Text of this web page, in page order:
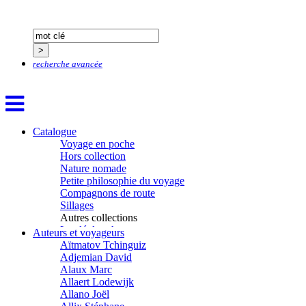
recherche avancée
Catalogue
Voyage en poche
Hors collection
Nature nomade
Petite philosophie du voyage
Compagnons de route
Sillages
Autres collections
La clé des champs
Chemins d’étoiles
Visions
Auteurs et voyageurs
Aïtmatov Tchinguiz
Adjemian David
Alaux Marc
Allaert Lodewijk
Allano Joël